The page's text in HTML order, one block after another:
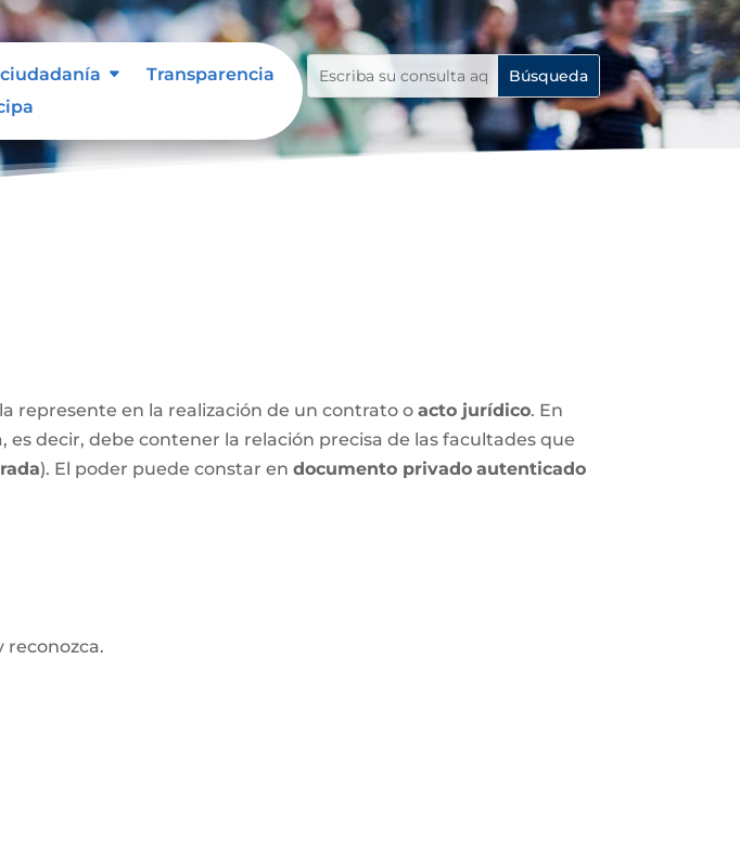
Transparencia
represente en la realización de un contrato oacto jurídico. En
decir, debe contener la relación precisa de las facultades que
). El poder puede constar endocumento privado autenticado
reconozca.